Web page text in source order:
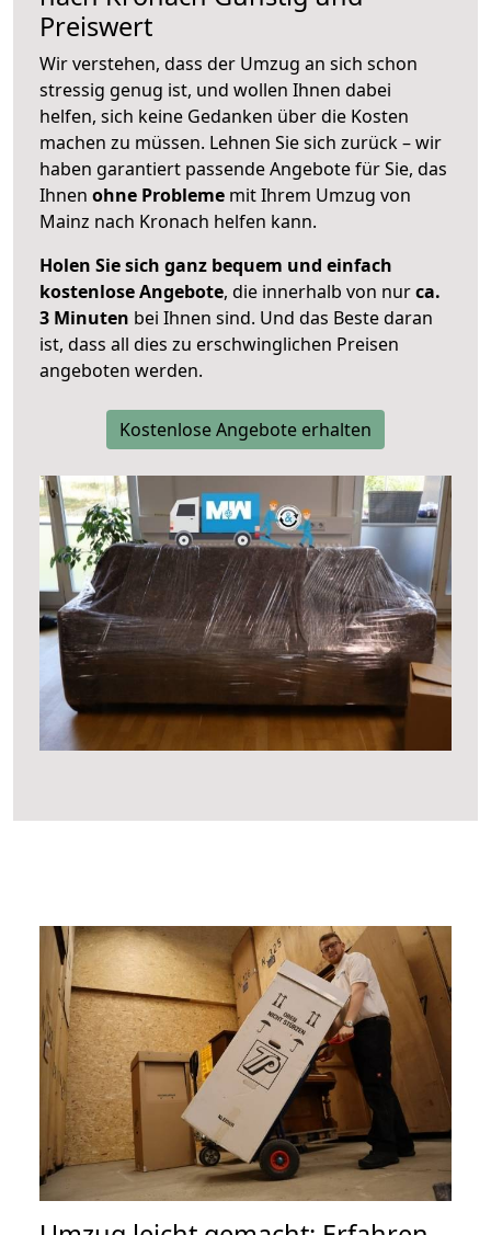
Preiswert
Wir verstehen, dass der Umzug an sich schon
stressig genug ist, und wollen Ihnen dabei
helfen, sich keine Gedanken über die Kosten
machen zu müssen. Lehnen Sie sich zurück – wir
haben garantiert passende Angebote für Sie, das
Ihnen ohne Probleme mit Ihrem Umzug von
Mainz nach Kronach helfen kann.
Holen Sie sich ganz bequem und einfach
kostenlose Angebote, die innerhalb von nurca.
3 Minuten bei Ihnen sind. Und das Beste daran
ist, dass all dies zu erschwinglichen Preisen
angeboten werden.
Kostenlose Angebote erhalten